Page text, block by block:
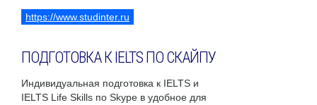
https://www.studinter.ru
ПОДГОТОВКА К IELTS ПО СКАЙПУ
Индивидуальная подготовка к IELTS и
IELTS Life Skills по Skype в удобное для